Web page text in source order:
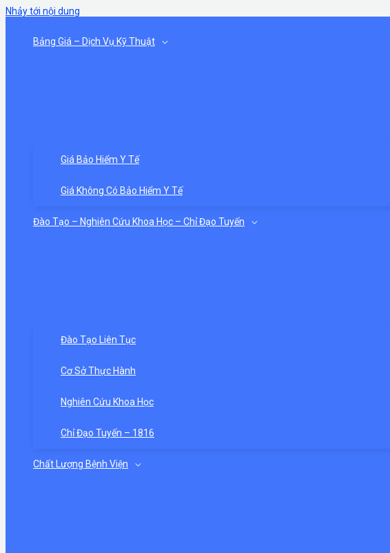
Nhảy tới nội dung
Bảng Giá – Dịch Vụ Kỹ Thuật
Giá Bảo Hiểm Y Tế
Giá Không Có Bảo Hiểm Y Tế
Đào Tạo – Nghiên Cứu Khoa Học – Chỉ Đạo Tuyến
Đào Tạo Liên Tục
Cơ Sở Thực Hành
Nghiên Cứu Khoa Học
Chỉ Đạo Tuyến – 1816
Chất Lượng Bệnh Viện